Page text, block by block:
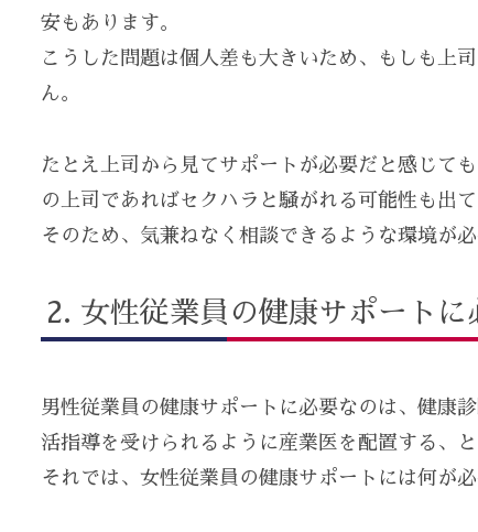
安もあります。
こうした問題は個人差も大きいため、もしも上
ん。
たとえ上司から見てサポートが必要だと感じて
の上司であればセクハラと騒がれる可能性も出て
そのため、気兼ねなく相談できるような環境が必
女性従業員の健康サポートに
男性従業員の健康サポートに必要なのは、健康
活指導を受けられるように産業医を配置する、と
それでは、女性従業員の健康サポートには何が